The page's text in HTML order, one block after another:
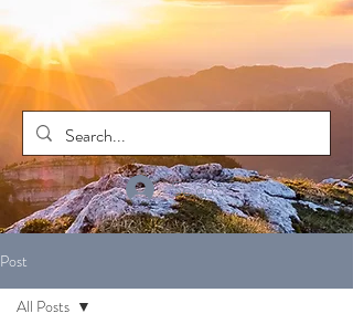
Se connecter
Post
All Posts